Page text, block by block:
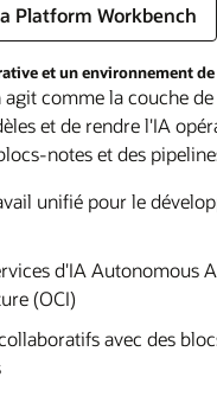
Platform Workbench
et un environnement
comme la couche
et de rendre l'IA
notes et des
unifié pour le
d'IA Autonomous
(OCI)
avec des